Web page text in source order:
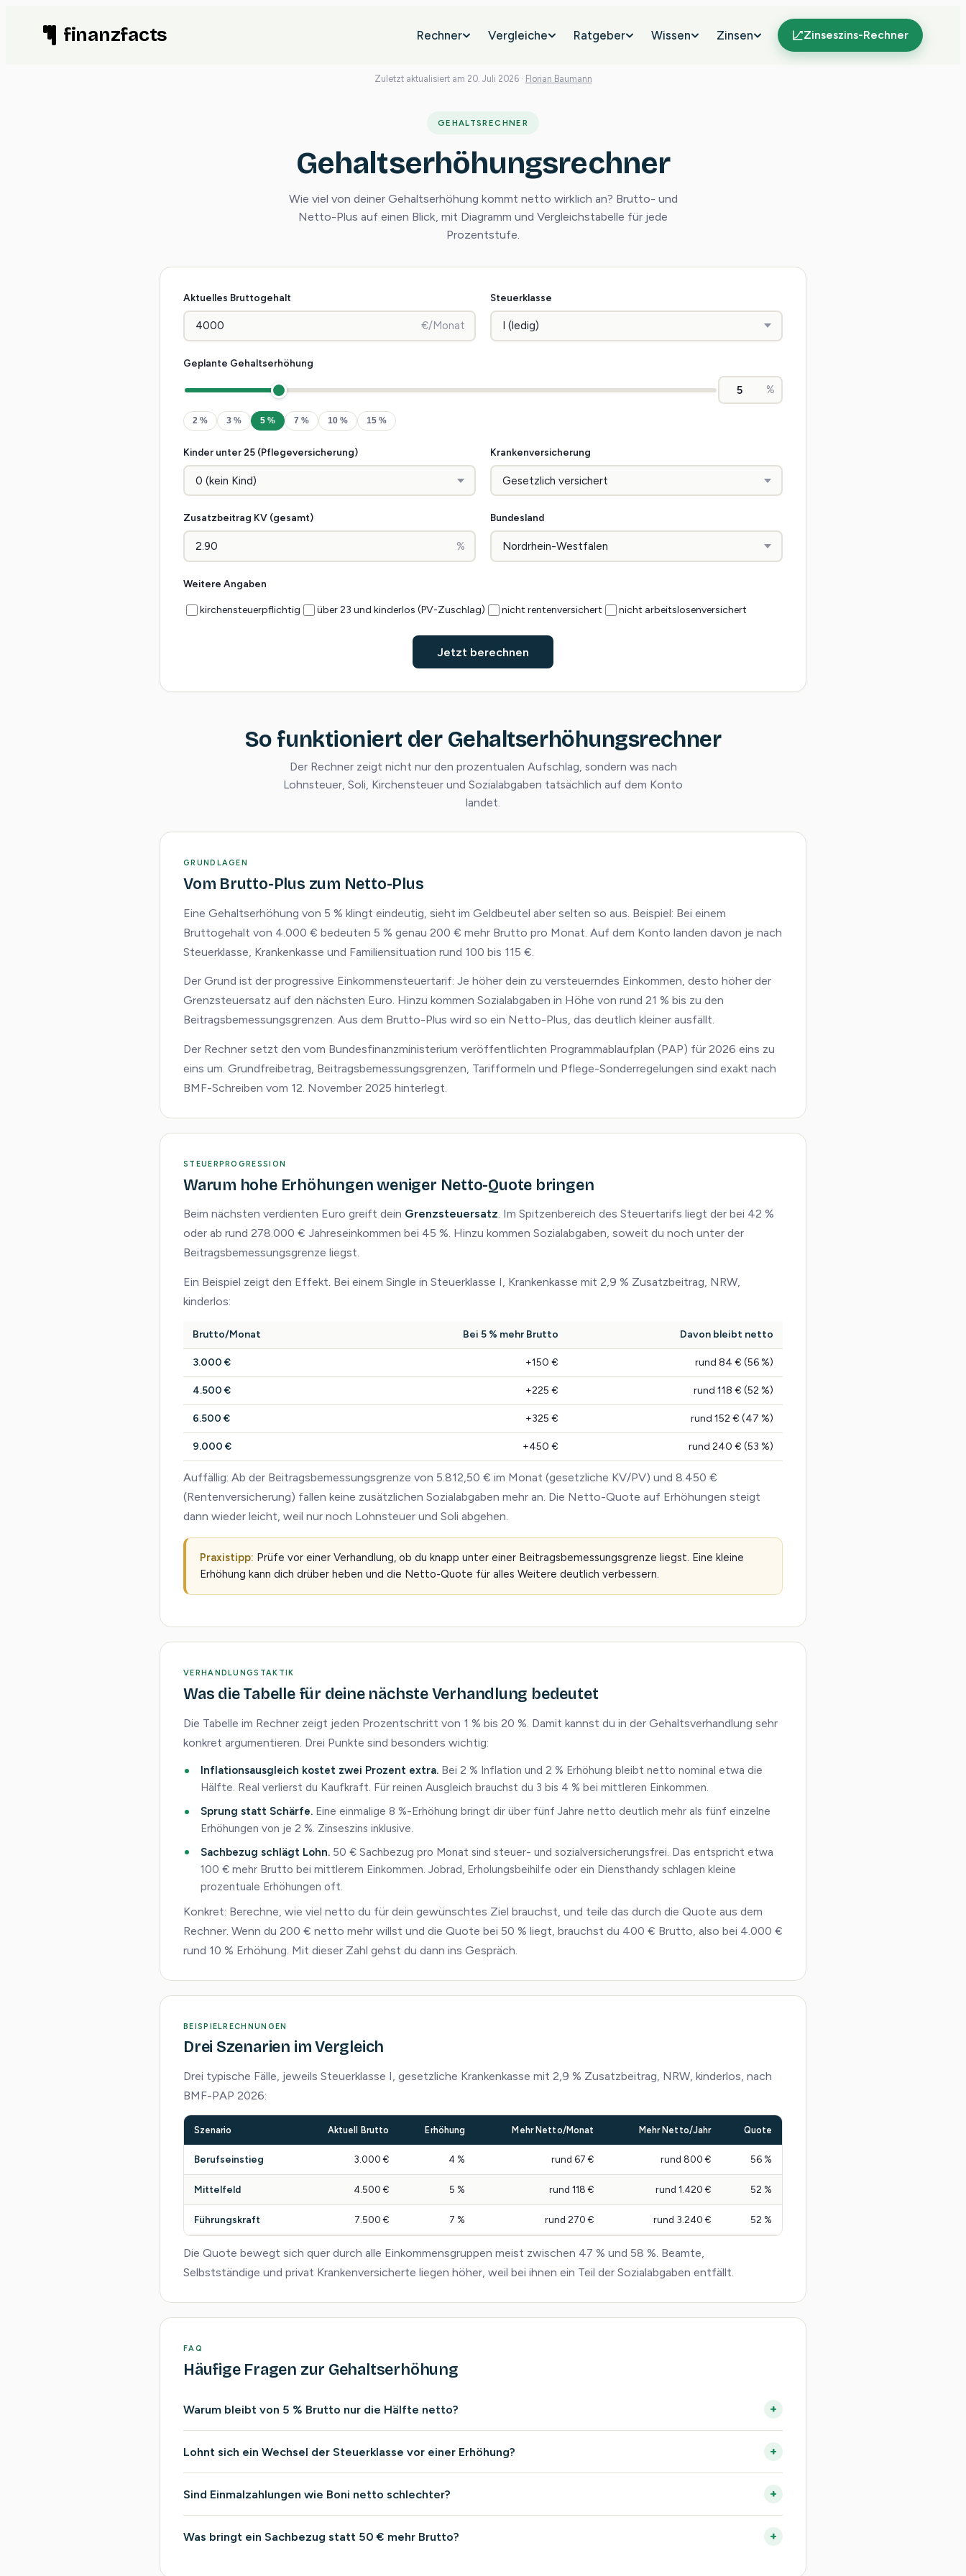
finanzfacts Rechner Vergleiche Ratgeber Wissen Zinsen Zinseszins-Rechner
Zuletzt aktualisiert am 20. Juli 2026 · Florian Baumann
GEHALTSRECHNER
Gehaltserhöhungsrechner
Wie viel von deiner Gehaltserhöhung kommt netto wirklich an? Brutto- und
Netto-Plus auf einen Blick, mit Diagramm und Vergleichstabelle für jede
Prozentstufe.
Aktuelles Bruttogehalt
€/Monat
Steuerklasse
Geplante Gehaltserhöhung
%
2 % 3 % 5 % 7 % 10 % 15 %
Kinder unter 25 (Pflegeversicherung) Krankenversicherung
Zusatzbeitrag KV (gesamt)
%
Bundesland
Weitere Angaben
kirchensteuerpflichtig über 23 und kinderlos (PV-Zuschlag) nicht rentenversichert nicht arbeitslosenversichert
Jetzt berechnen
So funktioniert der Gehaltserhöhungsrechner
Der Rechner zeigt nicht nur den prozentualen Aufschlag, sondern was nach
Lohnsteuer, Soli, Kirchensteuer und Sozialabgaben tatsächlich auf dem Konto
landet.
GRUNDLAGEN
Vom Brutto-Plus zum Netto-Plus
Eine Gehaltserhöhung von 5 % klingt eindeutig, sieht im Geldbeutel aber selten so aus. Beispiel: Bei einem
Bruttogehalt von 4.000 € bedeuten 5 % genau 200 € mehr Brutto pro Monat. Auf dem Konto landen davon je nach
Steuerklasse, Krankenkasse und Familiensituation rund 100 bis 115 €.
Der Grund ist der progressive Einkommensteuertarif: Je höher dein zu versteuerndes Einkommen, desto höher der
Grenzsteuersatz auf den nächsten Euro. Hinzu kommen Sozialabgaben in Höhe von rund 21 % bis zu den
Beitragsbemessungsgrenzen. Aus dem Brutto-Plus wird so ein Netto-Plus, das deutlich kleiner ausfällt.
Der Rechner setzt den vom Bundesfinanzministerium veröffentlichten Programmablaufplan (PAP) für 2026 eins zu
eins um. Grundfreibetrag, Beitragsbemessungsgrenzen, Tarifformeln und Pflege-Sonderregelungen sind exakt nach
BMF-Schreiben vom 12. November 2025 hinterlegt.
STEUERPROGRESSION
Warum hohe Erhöhungen weniger Netto-Quote bringen
Beim nächsten verdienten Euro greift dein Grenzsteuersatz. Im Spitzenbereich des Steuertarifs liegt der bei 42 %
oder ab rund 278.000 € Jahreseinkommen bei 45 %. Hinzu kommen Sozialabgaben, soweit du noch unter der
Beitragsbemessungsgrenze liegst.
Ein Beispiel zeigt den Effekt. Bei einem Single in Steuerklasse I, Krankenkasse mit 2,9 % Zusatzbeitrag, NRW,
kinderlos:
Brutto/Monat Bei 5 % mehr Brutto Davon bleibt netto
3.000 € +150 € rund 84 € (56 %)
4.500 € +225 € rund 118 € (52 %)
6.500 € +325 € rund 152 € (47 %)
9.000 € +450 € rund 240 € (53 %)
Auffällig: Ab der Beitragsbemessungsgrenze von 5.812,50 € im Monat (gesetzliche KV/PV) und 8.450 €
(Rentenversicherung) fallen keine zusätzlichen Sozialabgaben mehr an. Die Netto-Quote auf Erhöhungen steigt
dann wieder leicht, weil nur noch Lohnsteuer und Soli abgehen.
Praxistipp: Prüfe vor einer Verhandlung, ob du knapp unter einer Beitragsbemessungsgrenze liegst. Eine kleine
Erhöhung kann dich drüber heben und die Netto-Quote für alles Weitere deutlich verbessern.
VERHANDLUNGSTAKTIK
Was die Tabelle für deine nächste Verhandlung bedeutet
Die Tabelle im Rechner zeigt jeden Prozentschritt von 1 % bis 20 %. Damit kannst du in der Gehaltsverhandlung sehr
konkret argumentieren. Drei Punkte sind besonders wichtig:
Inflationsausgleich kostet zwei Prozent extra. Bei 2 % Inflation und 2 % Erhöhung bleibt netto nominal etwa die
Hälfte. Real verlierst du Kaufkraft. Für reinen Ausgleich brauchst du 3 bis 4 % bei mittleren Einkommen.
Sprung statt Schärfe. Eine einmalige 8 %-Erhöhung bringt dir über fünf Jahre netto deutlich mehr als fünf einzelne
Erhöhungen von je 2 %. Zinseszins inklusive.
Sachbezug schlägt Lohn. 50 € Sachbezug pro Monat sind steuer- und sozialversicherungsfrei. Das entspricht etwa
100 € mehr Brutto bei mittlerem Einkommen. Jobrad, Erholungsbeihilfe oder ein Diensthandy schlagen kleine
prozentuale Erhöhungen oft.
Konkret: Berechne, wie viel netto du für dein gewünschtes Ziel brauchst, und teile das durch die Quote aus dem
Rechner. Wenn du 200 € netto mehr willst und die Quote bei 50 % liegt, brauchst du 400 € Brutto, also bei 4.000 €
rund 10 % Erhöhung. Mit dieser Zahl gehst du dann ins Gespräch.
BEISPIELRECHNUNGEN
Drei Szenarien im Vergleich
Drei typische Fälle, jeweils Steuerklasse I, gesetzliche Krankenkasse mit 2,9 % Zusatzbeitrag, NRW, kinderlos, nach
BMF-PAP 2026:
Szenario Aktuell Brutto Erhöhung Mehr Netto/Monat Mehr Netto/Jahr Quote
Berufseinstieg 3.000 € 4 % rund 67 € rund 800 € 56 %
Mittelfeld 4.500 € 5 % rund 118 € rund 1.420 € 52 %
Führungskraft 7.500 € 7 % rund 270 € rund 3.240 € 52 %
Die Quote bewegt sich quer durch alle Einkommensgruppen meist zwischen 47 % und 58 %. Beamte,
Selbstständige und privat Krankenversicherte liegen höher, weil bei ihnen ein Teil der Sozialabgaben entfällt.
FAQ
Häufige Fragen zur Gehaltserhöhung
Warum bleibt von 5 % Brutto nur die Hälfte netto?
Lohnt sich ein Wechsel der Steuerklasse vor einer Erhöhung?
Sind Einmalzahlungen wie Boni netto schlechter?
Was bringt ein Sachbezug statt 50 € mehr Brutto?